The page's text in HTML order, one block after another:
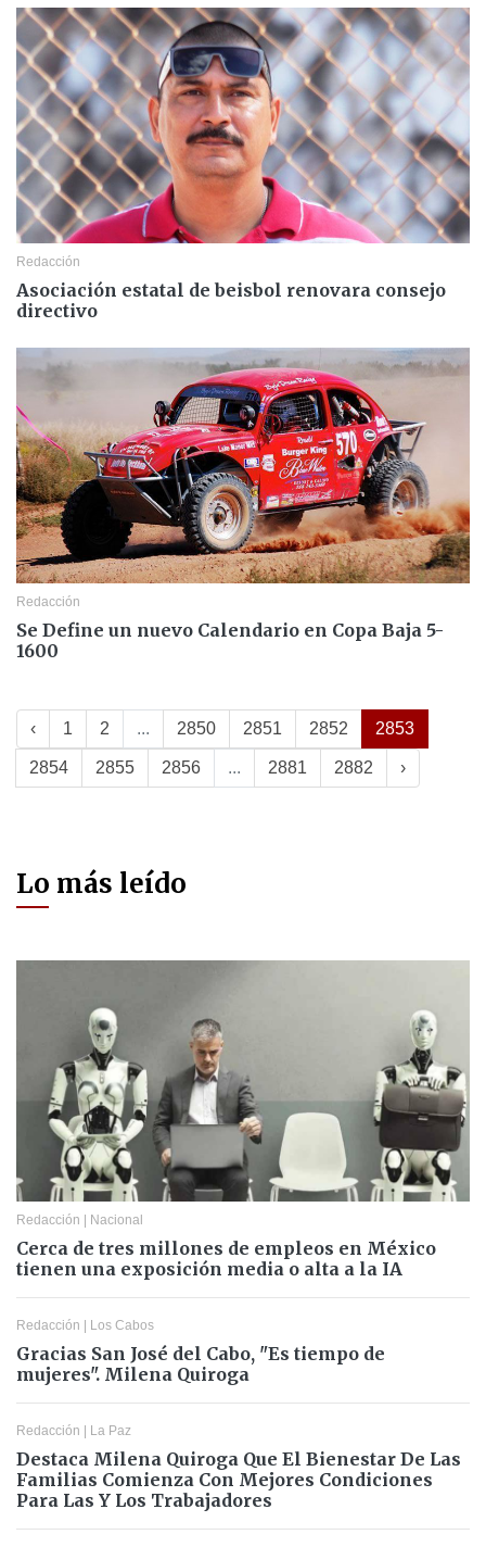
Redacción
Asociación estatal de beisbol renovara consejo
directivo
Redacción
Se Define un nuevo Calendario en Copa Baja 5-
1600
‹ 1 2 ... 2850 2851 2852 2853
2854 2855 2856 ... 2881 2882 ›
Lo más leído
Redacción | Nacional
Cerca de tres millones de empleos en México
tienen una exposición media o alta a la IA
Redacción | Los Cabos
Gracias San José del Cabo, "Es tiempo de
mujeres". Milena Quiroga
Redacción | La Paz
Destaca Milena Quiroga Que El Bienestar De Las
Familias Comienza Con Mejores Condiciones
Para Las Y Los Trabajadores